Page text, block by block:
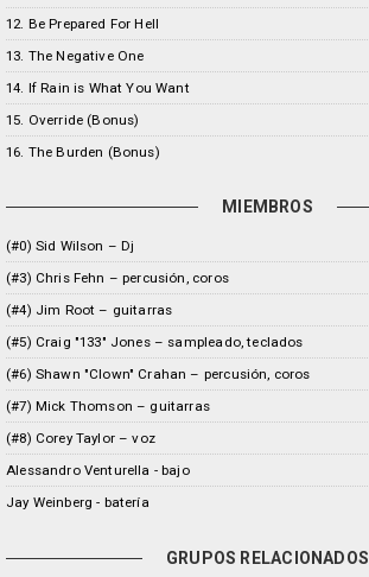
12. Be Prepared For Hell
13. The Negative One
14. If Rain is What You Want
15. Override (Bonus)
16. The Burden (Bonus)
MIEMBROS
(#0) Sid Wilson – Dj
(#3) Chris Fehn – percusión, coros
(#4) Jim Root – guitarras
(#5) Craig "133" Jones – sampleado, teclados
(#6) Shawn "Clown" Crahan – percusión, coros
(#7) Mick Thomson – guitarras
(#8) Corey Taylor – voz
Alessandro Venturella - bajo
Jay Weinberg - batería
GRUPOS RELACIONADOS